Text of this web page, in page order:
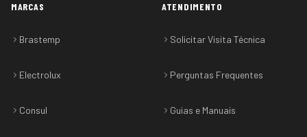
MARCAS
Brastemp
Electrolux
Consul
ATENDIMENTO
Solicitar Visita Técnica
Perguntas Frequentes
Guias e Manuais